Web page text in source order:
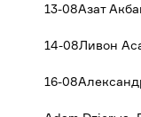
13-08Азат
14-08Ливон
16-